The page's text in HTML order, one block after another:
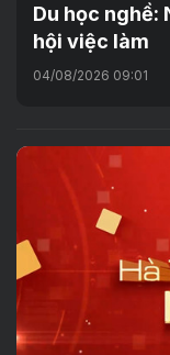
Du học nghề:
hội việc làm
04/08/2026 09:01